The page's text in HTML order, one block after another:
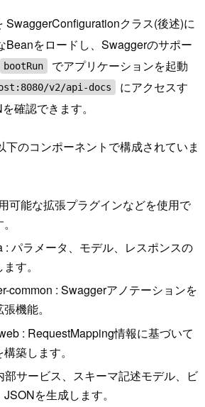
SwaggerConfigurationクラス(後述)に
Beanをロードし、Swaggerのサポー
bootRun
でアプリケーションを起動
v2/api-docs
にアクセスす
確認できます。
下のコンポーネントで構成されていま
可能な拡張プラグインなどを使用で
: パラメータ、モデル、レスポンスの
す。
common : Swaggerアノテーションを
機能。
: RequestMapping情報に基づいて
築します。
部サービス、スキーマ記述モデル、ビ
を生成します。